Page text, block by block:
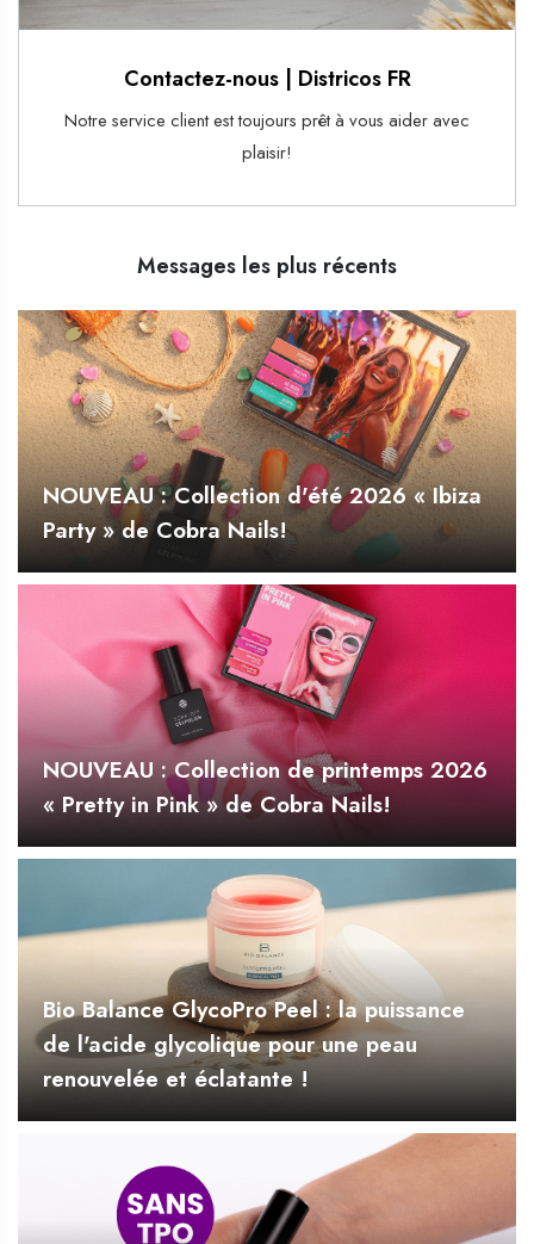
Contactez-nous | Districos FR
Notre service client est toujours prêt à vous aider avec
plaisir!
Messages les plus récents
NOUVEAU : Collection d'été 2026 « Ibiza
Party » de Cobra Nails!
NOUVEAU : Collection de printemps 2026
« Pretty in Pink » de Cobra Nails!
Bio Balance GlycoPro Peel : la puissance
de l'acide glycolique pour une peau
renouvelée et éclatante !